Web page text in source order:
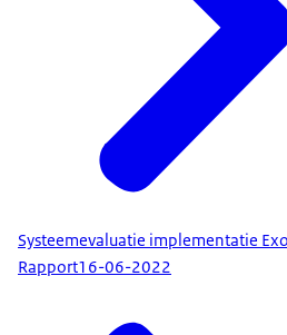
Systeemevaluatie implementatie
Rapport16-06-2022